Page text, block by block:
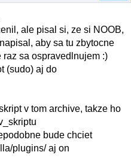
ale pisal si, ze si NOOB,
aby sa tu zbytocne
sa ospravedlnujem :)
(sudo) aj do
v tom archive, takze ho
bude chciet
plugins/ aj on